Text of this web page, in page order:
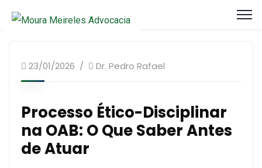
23/01/2026 Dr. Pedro Rafael
Processo Ético-Disciplinar
na OAB: O Que Saber Antes
de Atuar